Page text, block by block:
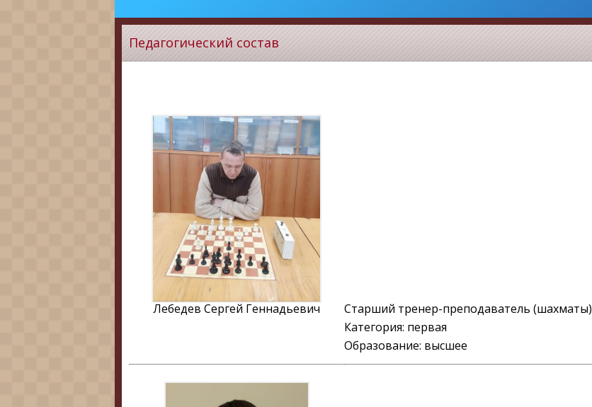
Педагогический состав
Лебедев Сергей Геннадьевич
Старший тренер-преподаватель (шахматы)
Категория: первая
Образование: высшее